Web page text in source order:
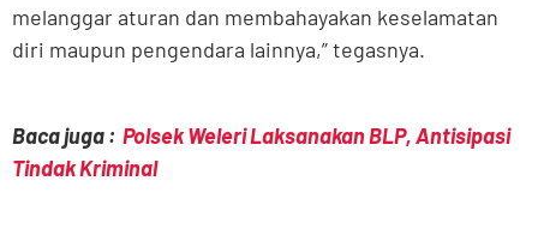
melanggar aturan dan membahayakan keselamatan
diri maupun pengendara lainnya,” tegasnya.
Baca juga : Polsek Weleri Laksanakan BLP, Antisipasi
Tindak Kriminal